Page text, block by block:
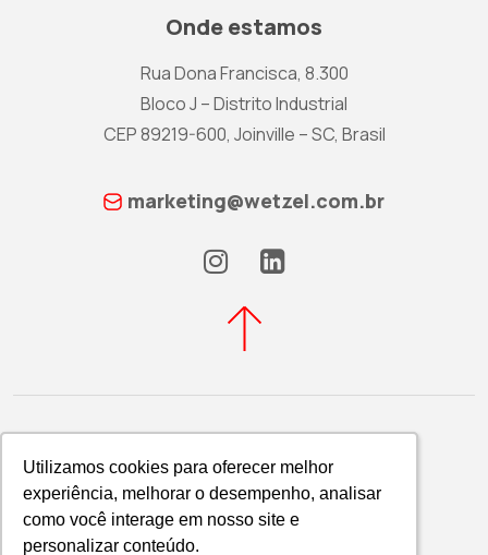
Utilizamos cookies para oferecer melhor
experiência, melhorar o desempenho, analisar
como você interage em nosso site e
personalizar conteúdo.
Utilizamos cookies para oferecer melhor
experiência, melhorar o desempenho, analisar
como você interage em nosso site e
personalizar conteúdo.
Onde estamos
Rua Dona Francisca, 8.300
Bloco J – Distrito Industrial
CEP 89219-600, Joinville – SC, Brasil
marketing@wetzel.com.br
Política de Privacidade
WETZEL S/A © 2026